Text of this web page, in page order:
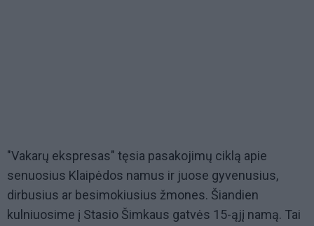
"Vakarų ekspresas" tęsia pasakojimų ciklą apie
senuosius Klaipėdos namus ir juose gyvenusius,
dirbusius ar besimokiusius žmones. Šiandien
kulniuosime į Stasio Šimkaus gatvės 15-ąjį namą. Tai